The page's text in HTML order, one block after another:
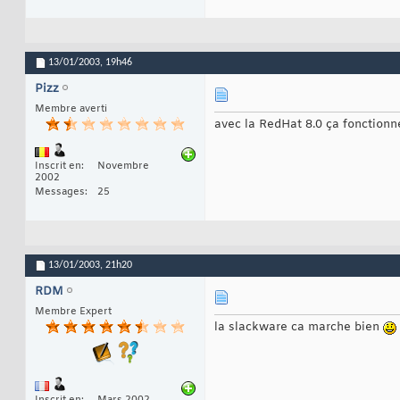
13/01/2003, 19h46
Pizz
Membre averti
Inscrit en
Novembre
2002
Messages
25
avec la RedHat 8.0 ça
13/01/2003, 21h20
RDM
Membre Expert
la slackware ca marche bien